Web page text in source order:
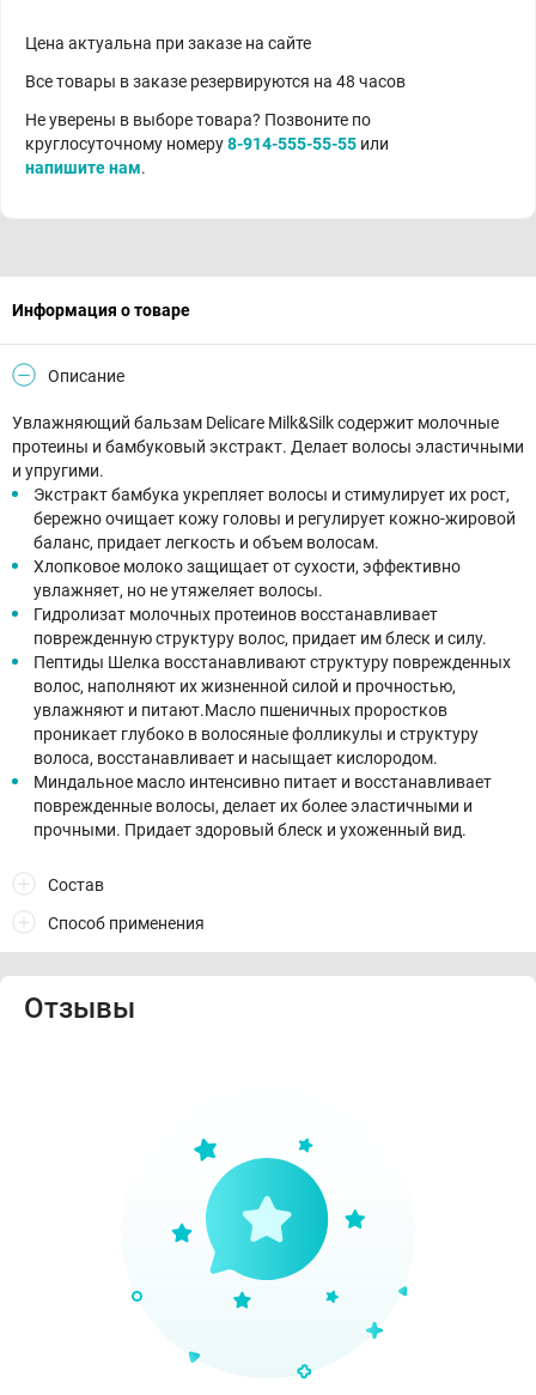
Цена актуальна при заказе на сайте
Все товары в заказе резервируются на 48 часов
Не уверены в выборе товара? Позвоните по
круглосуточному номеру8-914-555-55-55 или
напишите нам.
Информация о товаре
Описание
Увлажняющий бальзам Delicare Milk&Silk содержит молочные
протеины и бамбуковый экстракт. Делает волосы эластичными
и упругими.
Экстракт бамбука укрепляет волосы и стимулирует их рост,
бережно очищает кожу головы и регулирует кожно-жировой
баланс, придает легкость и объем волосам.
Хлопковое молоко защищает от сухости, эффективно
увлажняет, но не утяжеляет волосы.
Гидролизат молочных протеинов восстанавливает
поврежденную структуру волос, придает им блеск и силу.
Пептиды Шелка восстанавливают структуру поврежденных
волос, наполняют их жизненной силой и прочностью,
увлажняют и питают.Масло пшеничных проростков
проникает глубоко в волосяные фолликулы и структуру
волоса, восстанавливает и насыщает кислородом.
Миндальное масло интенсивно питает и восстанавливает
поврежденные волосы, делает их более эластичными и
прочными. Придает здоровый блеск и ухоженный вид.
Состав
Способ применения
Отзывы